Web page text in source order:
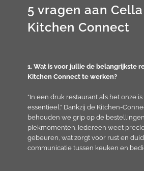
5 vragen aan
Kitchen Connect
1. Wat is voor jullie de belangrijkste
Kitchen Connect te werken?
“In een druk restaurant als het onze
essentieel.” Dankzij de Kitchen-
behouden we grip op de
piekmomenten. Iedereen weet
gebeuren, wat zorgt voor rust en
communicatie tussen keuken en